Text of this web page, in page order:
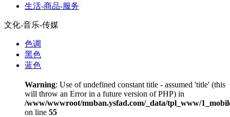
生活-商品-服务
文化-音乐-传媒
色调
黑色
蓝色
Warning: Use of undefined constant title - assumed 'title' (this
will throw an Error in a future version of PHP) in
/www/wwwroot/muban.ysfad.com/_data/tpl_www/
on line 55